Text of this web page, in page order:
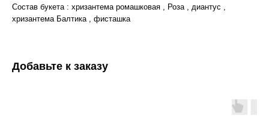
Состав букета : хризантема ромашковая , Роза , диантус ,
хризантема Балтика , фисташка
Добавьте к заказу